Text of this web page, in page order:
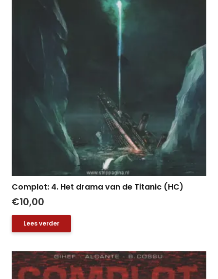
Complot: 4. Het drama van de Titanic (HC)
€10,00
Lees verder